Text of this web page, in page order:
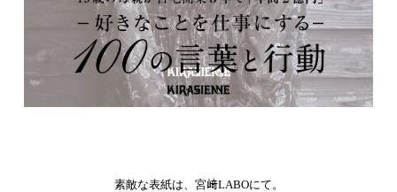
素敵な表紙は、宮﨑LABOにて。